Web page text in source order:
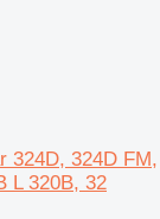
324D, 324D FM,
L 320B, 32